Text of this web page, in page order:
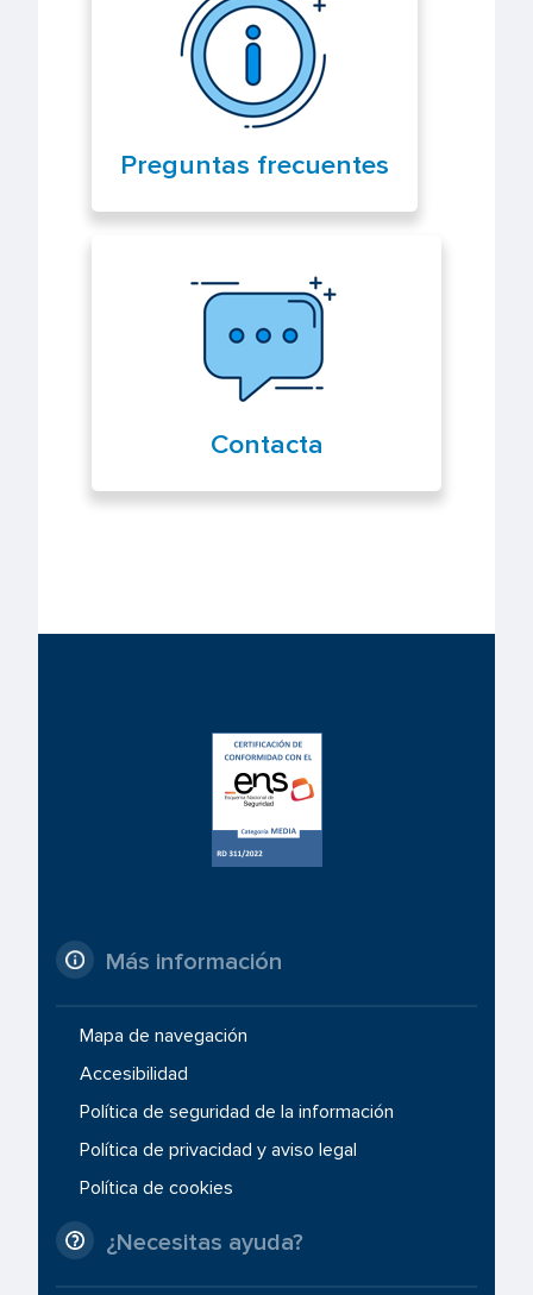
Preguntas frecuentes
Contacta
Más información
Mapa de navegación
Accesibilidad
Política de seguridad de la información
Política de privacidad y aviso legal
Política de cookies
¿Necesitas ayuda?